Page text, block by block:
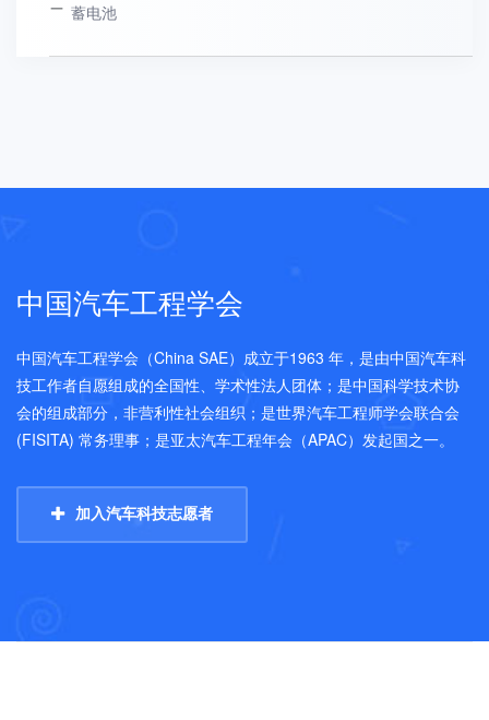
蓄电池
中国汽车工程学会
中国汽车工程学会（China SAE）成立于1963 年，是由中国汽车科
技工作者自愿组成的全国性、学术性法人团体；是中国科学技术协
会的组成部分，非营利性社会组织；是世界汽车工程师学会联合会
(FISITA) 常务理事；是亚太汽车工程年会（APAC）发起国之一。
加入汽车科技志愿者